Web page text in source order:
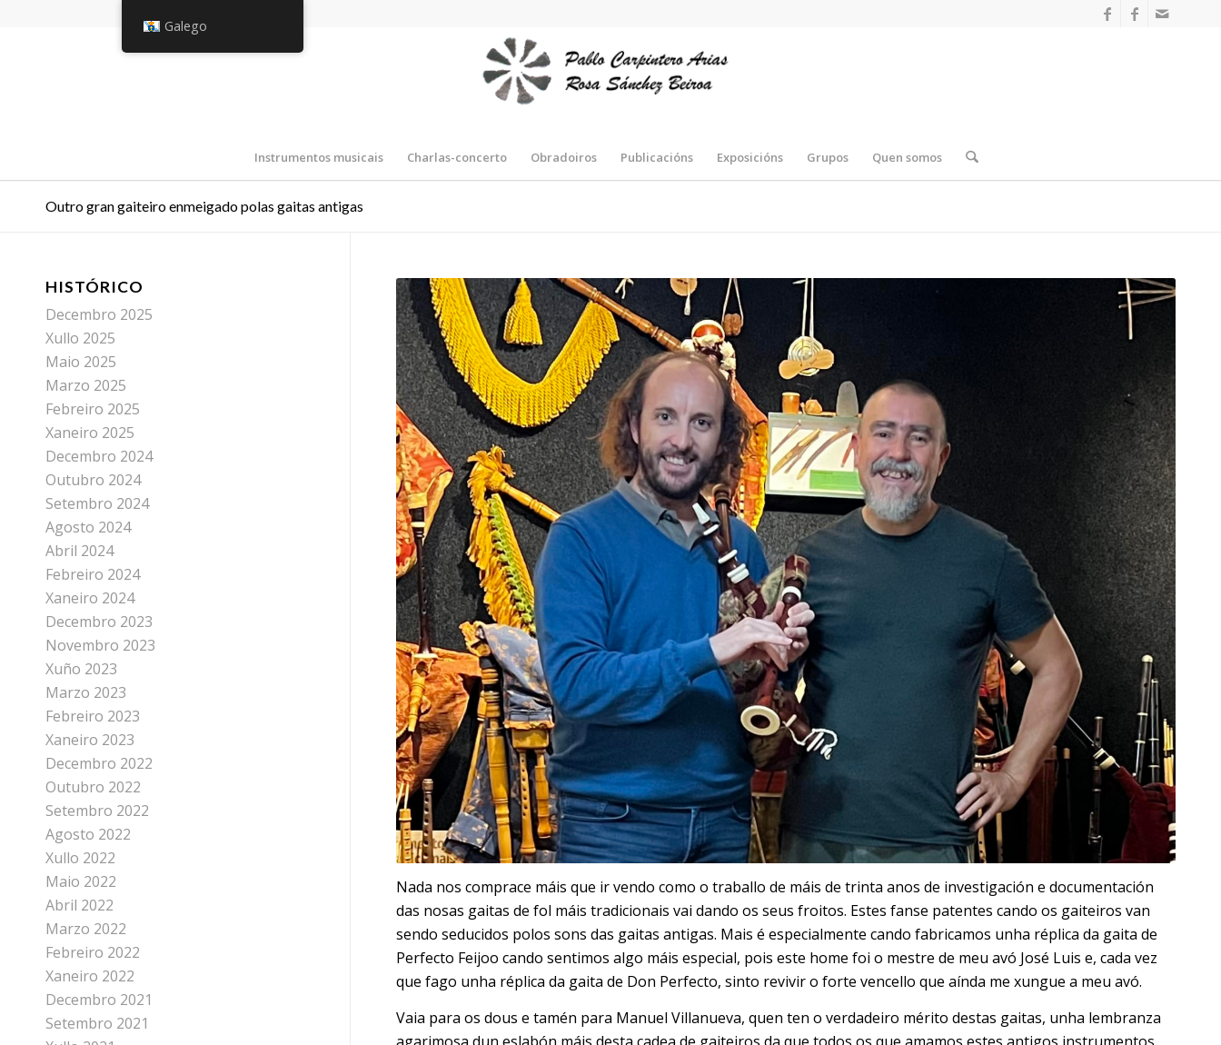
Instrumentos musicais Charlas-concerto Obradoiros Publicacións Exposicións Grupos Quen somos
Outro gran gaiteiro enmeigado polas gaitas antigas
Nada nos comprace máis que ir vendo como o traballo de máis de trinta anos de investigación e documentación
das nosas gaitas de fol máis tradicionais vai dando os seus froitos. Estes fanse patentes cando os gaiteiros van
sendo seducidos polos sons das gaitas antigas. Mais é especialmente cando fabricamos unha réplica da gaita de
Perfecto Feijoo cando sentimos algo máis especial, pois este home foi o mestre de meu avó José Luis e, cada vez
que fago unha réplica da gaita de Don Perfecto, sinto revivir o forte vencello que aínda me xungue a meu avó.
Vaia para os dous e tamén para Manuel Villanueva, quen ten o verdadeiro mérito destas gaitas, unha lembranza
HISTÓRICO
Decembro 2025
Xullo 2025
Maio 2025
Marzo 2025
Febreiro 2025
Xaneiro 2025
Decembro 2024
Outubro 2024
Setembro 2024
Agosto 2024
Abril 2024
Febreiro 2024
Xaneiro 2024
Decembro 2023
Novembro 2023
Xuño 2023
Marzo 2023
Febreiro 2023
Xaneiro 2023
Decembro 2022
Outubro 2022
Setembro 2022
Agosto 2022
Xullo 2022
Maio 2022
Abril 2022
Marzo 2022
Febreiro 2022
Xaneiro 2022
Decembro 2021
Setembro 2021
Galego